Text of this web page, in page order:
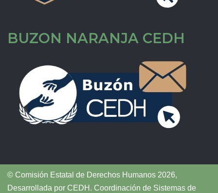
BUZON NARANJA CEDH
© Comisión Estatal de Derechos Humanos 2026,
Desarrollada por CEDH . Coordinación de Sistemas de